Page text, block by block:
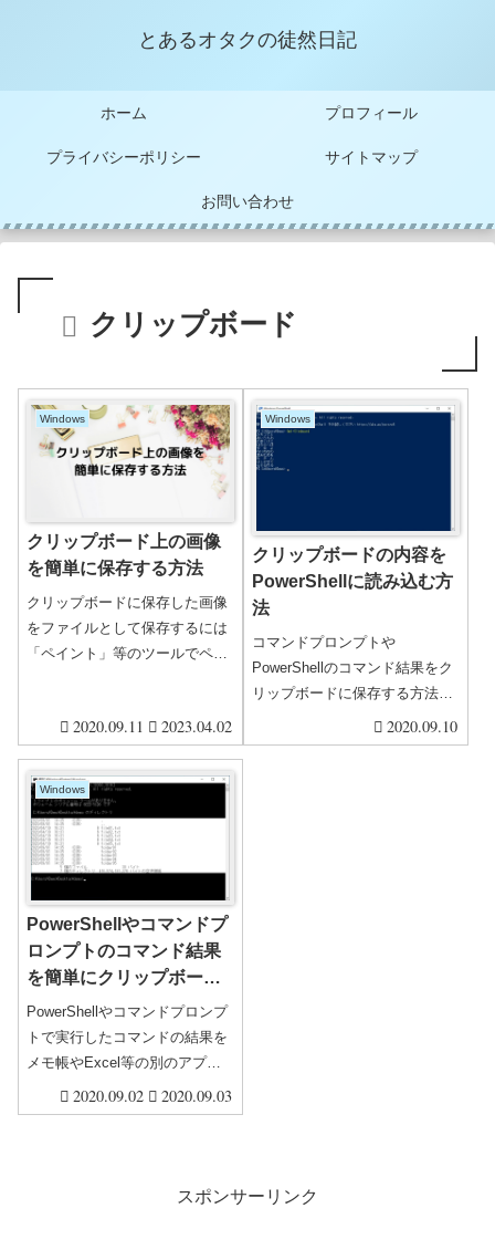
とあるオタクの徒然日記
ホーム プロフィール
プライバシーポリシー サイトマップ
お問い合わせ
クリップボード
Windows
クリップボード上の画像
を簡単に保存する方法
クリップボードに保存した画像
をファイルとして保存するには
「ペイント」等のツールでペー
にペーストすることが面倒とい
る方法の1つを紹介します。
2020.09.11 2023.04.02
Windows
クリップボードの内容を
PowerShellに読み込む方
法
コマンドプロンプトや
PowerShellのコマンド結果をク
リップボードに保存する方法を
紹介しましたが、逆にクリップ
ボードの内容をPowerShellに読
2020.09.10
Windows
PowerShellやコマンドプ
ロンプトのコマンド結果
を簡単にクリップボード
に保存する方法
PowerShellやコマンドプロンプ
トで実行したコマンドの結果を
メモ帳やExcel等の別のアプリ
にコピーしたいと思ったことは
ありませんか。そのままコピー
が、コマンド結果は簡単にクリ
2020.09.02 2020.09.03
スポンサーリンク